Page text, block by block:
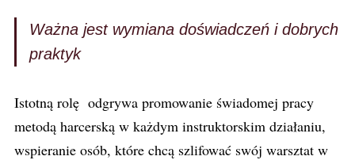
Ważna jest wymiana doświadczeń i dobrych
praktyk
Istotną rolę odgrywa promowanie świadomej pracy
metodą harcerską w każdym instruktorskim działaniu,
wspieranie osób, które chcą szlifować swój warsztat w